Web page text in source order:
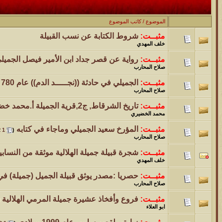
موقع يعلمك التجويد خطوة بخطوة بالصوت والصوره...
الموضوع
مسابقة ( اعرف من صاحب هذه الصوره )
غير اسم اللي قبلك
الموضوع
اتحداك تجيب الصورة المطلوبةّّّ!!
الموضوع
المنتدى كالأنسان
الموضوع
ܓܨ الإعجآز العلمي في التين و الزيتون , الذي ادخل الفريق البحث
الموضوع /كاتب الموضوع
مثبــت: شروط الكتابة عن نسب القبيلة
خلف المهدي
مثبــت: رواية عن قصر جداد ابن الأمير فيصل
صلاح المحارب
مثبــت: الجميلي في حادثة ((نجـــــد الدم)) عام 780 هجـري!!!
صلاح المحارب
مثبــت: تاريخ الشرقاط, ج2,قرية الجميلة أ.محمد خضيري الجميلي
محمد الخضيري
مثبــت: المؤرخ سعيد الجميلي وماجاء في كتابه (
1
صلاح المحارب
مثبــت: شجرة قبيلة جميلة الهلالية موثقة من
خلف المهدي
مثبــت: حصريا :مصدر يوثق قبيلة الجميل (جميلة)
صلاح المحارب
مثبــت: فروع وأفخاذ عشيرة جميلة المرمي الهلالية
ابو العلاء